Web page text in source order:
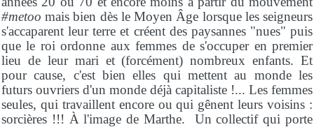
#metoo mais bien dès le Moyen Âge lorsque les seigneurs
s'accaparent leur terre et créent des paysannes "nues" puis
que le roi ordonne aux femmes de s'occuper en premier
lieu de leur mari et (forcément) nombreux enfants. Et
pour cause, c'est bien elles qui mettent au monde les
futurs ouvriers d'un monde déjà capitaliste !... Les femmes
seules, qui travaillent encore ou qui gênent leurs voisins :
sorcières !!! À l'image de Marthe. Un collectif qui porte